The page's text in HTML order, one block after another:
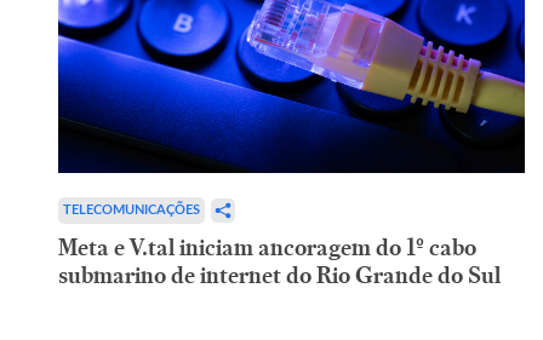
TELECOMUNICAÇÕES
Meta e V.tal iniciam ancoragem do 1º cabo
submarino de internet do Rio Grande do Sul